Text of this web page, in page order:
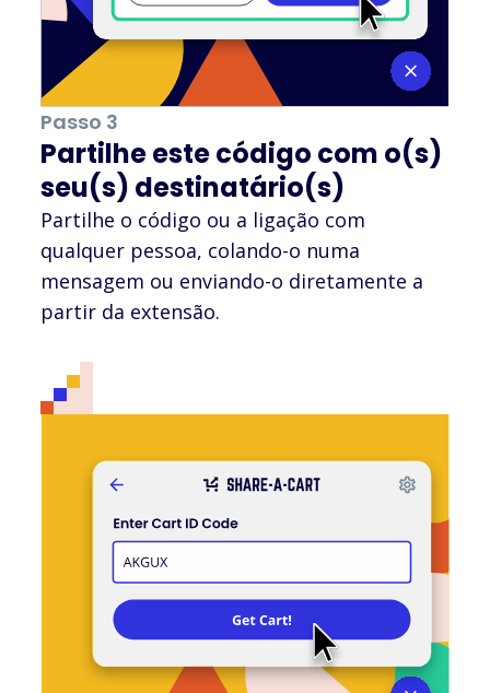
Passo 3
Partilhe este código com o(s)
seu(s) destinatário(s)
Partilhe o código ou a ligação com
qualquer pessoa, colando-o numa
mensagem ou enviando-o diretamente a
partir da extensão.